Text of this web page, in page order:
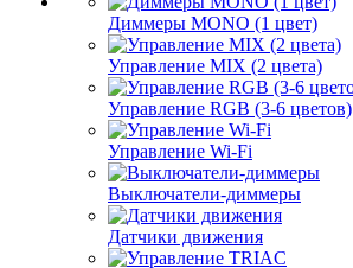
Диммеры MONO (1 цвет)
Управление MIX (2 цвета)
Управление RGB (3-6 цветов)
Управление Wi-Fi
Выключатели-диммеры
Датчики движения